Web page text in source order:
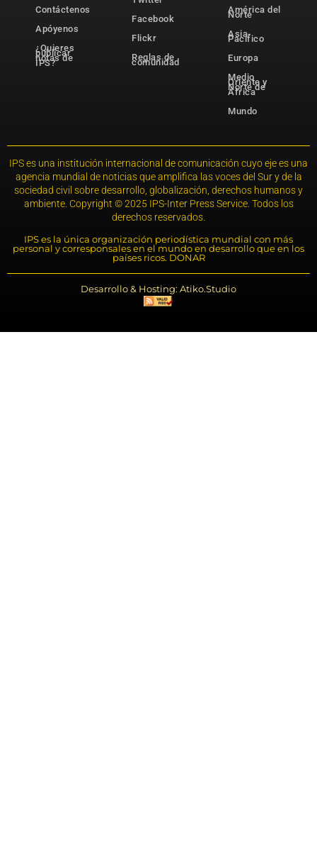
Contáctenos
Apóyenos
¿Quieres
publicar
notas de
IPS?
Facebook
Flickr
Reglas de
comunidad
América del
Norte
Asia-
Pacífico
Europa
Medio
Oriente y
Norte de
África
Mundo
IPS es una institución internacional de comunicación cuyo eje es una
agencia mundial de noticias que amplifica las voces del Sur y de la
sociedad civil sobre desarrollo, globalización, derechos humanos y
ambiente. Copyright © 2025 IPS-Inter Press Service. Todos los
derechos reservados.
IPS es la única organización periodística mundial con más
personal y corresponsales en el mundo en desarrollo que en los
países ricos. DONAR
Desarrollo & Hosting: Atiko.Studio